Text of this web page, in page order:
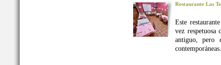
Restaurante Las
Este
vez
antiguo, pero
contemporáneas.